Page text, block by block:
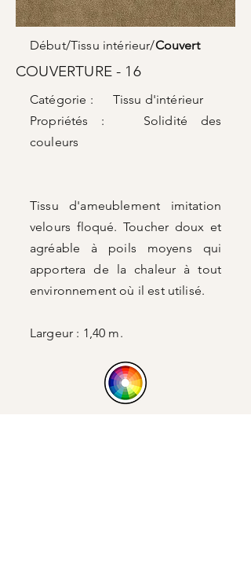
Début/Tissu intérieur/Couvert
COUVERTURE - 16
Catégorie : Tissu d'intérieur
Propriétés : Solidité des
couleurs
Tissu d'ameublement imitation
velours floqué. Toucher doux et
agréable à poils moyens qui
apportera de la chaleur à tout
environnement où il est utilisé.
Largeur : 1,40 m.